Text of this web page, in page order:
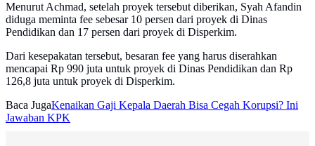
Menurut Achmad, setelah proyek tersebut diberikan, Syah Afandin
diduga meminta fee sebesar 10 persen dari proyek di Dinas
Pendidikan dan 17 persen dari proyek di Disperkim.
Dari kesepakatan tersebut, besaran fee yang harus diserahkan
mencapai Rp 990 juta untuk proyek di Dinas Pendidikan dan Rp
126,8 juta untuk proyek di Disperkim.
Baca JugaKenaikan Gaji Kepala Daerah Bisa Cegah Korupsi? Ini
Jawaban KPK